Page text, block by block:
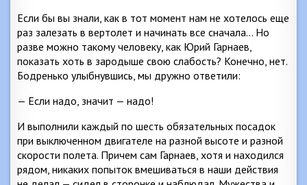
Если бы вы знали, как в тот момент нам не хотелось еще
раз залезать в вертолет и начинать все сначала… Но
разве можно такому человеку, как Юрий Гарнаев,
показать хоть в зародыше свою слабость? Конечно, нет.
Бодренько улыбнувшись, мы дружно ответили:
— Если надо, значит — надо!
И выполнили каждый по шесть обязательных посадок
при выключенном двигателе на разной высоте и разной
скорости полета. Причем сам Гарнаев, хотя и находился
рядом, никаких попыток вмешиваться в наши действия